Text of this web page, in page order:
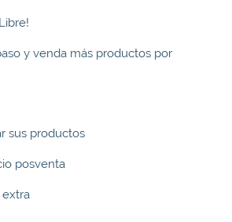
y venda más productos por
sus productos
posventa